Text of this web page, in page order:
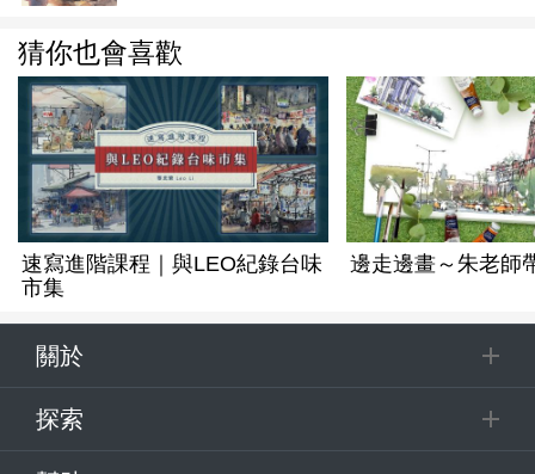
猜你也會喜歡
速寫進階課程｜與LEO紀錄台味
市集
邊走邊畫～朱老師
關於
探索